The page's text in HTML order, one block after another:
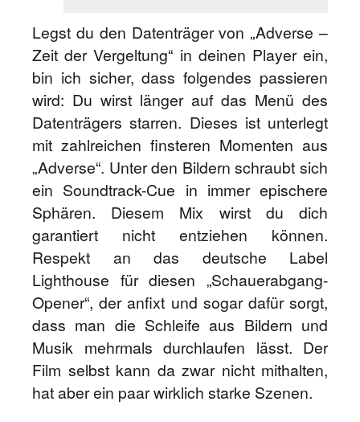
Legst du den Datenträger von „Adverse –
Zeit der Vergeltung“ in deinen Player ein,
bin ich sicher, dass folgendes passieren
wird: Du wirst länger auf das Menü des
Datenträgers starren. Dieses ist unterlegt
mit zahlreichen finsteren Momenten aus
„Adverse“. Unter den Bildern schraubt sich
ein Soundtrack-Cue in immer epischere
Sphären. Diesem Mix wirst du dich
garantiert nicht entziehen können.
Respekt an das deutsche Label
Lighthouse für diesen „Schauerabgang-
Opener“, der anfixt und sogar dafür sorgt,
dass man die Schleife aus Bildern und
Musik mehrmals durchlaufen lässt. Der
Film selbst kann da zwar nicht mithalten,
hat aber ein paar wirklich starke Szenen.